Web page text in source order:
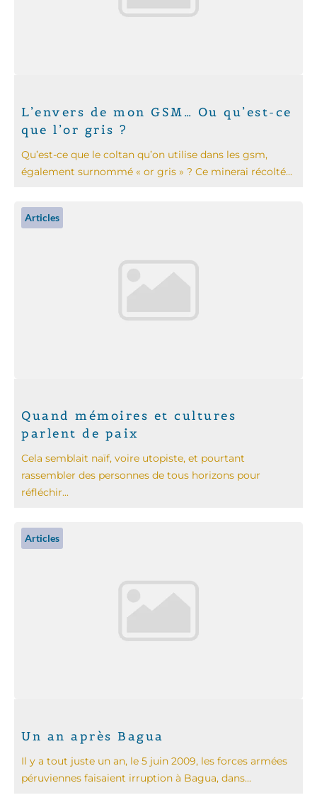
L’envers de mon GSM… Ou qu’est-ce
que l’or gris ?
Qu’est-ce que le coltan qu’on utilise dans les gsm,
également surnommé « or gris » ? Ce minerai récolté...
Articles
Quand mémoires et cultures
parlent de paix
Cela semblait naïf, voire utopiste, et pourtant
rassembler des personnes de tous horizons pour
réfléchir...
Articles
Un an après Bagua
Il y a tout juste un an, le 5 juin 2009, les forces armées
péruviennes faisaient irruption à Bagua, dans...